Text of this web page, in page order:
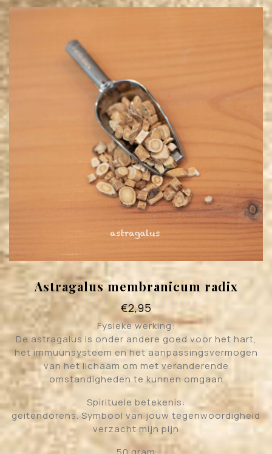
Astragalus membranicum radix
€2,95
Fysieke werking:
De astragalus is onder andere goed voor het hart,
het immuunsysteem en het aanpassingsvermogen
van het lichaam om met veranderende
omstandigheden te kunnen omgaan
Spirituele betekenis:
geitendorens. Symbool van jouw tegenwoordigheid
verzacht mijn pijn